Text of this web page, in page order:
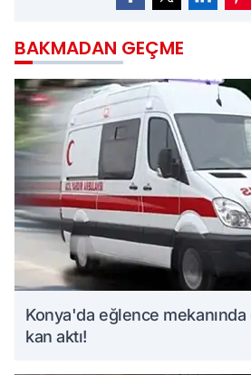
BAKMADAN GEÇME
Konya'da eğlence mekanında
kan aktı!